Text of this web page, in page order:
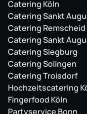
Catering Köln
Catering Sankt
Catering Remscheid
Catering Sankt
Catering Siegburg
Catering Solingen
Catering Troisdorf
Hochzeitscatering
Fingerfood Köln
Partyservice Bonn